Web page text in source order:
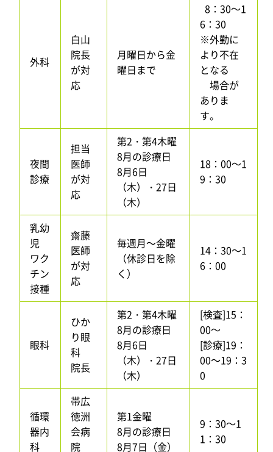
外科
白山
院長
が対
応
月曜日から金
曜日まで
8：30～1
6：30
※外勤に
より不在
となる
場合が
ありま
す。
夜間
診療
担当
医師
が対
応
第2・第4木曜
8月の診療日
8月6日
（木）・27日
（木）
18：00～1
9：30
乳幼
児
ワク
チン
接種
齋藤
医師
が対
応
毎週月～金曜
（休診日を除
く）
14：30～1
6：00
眼科
ひか
り眼
科
院長
第2・第4木曜
8月の診療日
8月6日
（木）・27日
（木）
[検査]15：
00～
[診療]19：
00～19：3
0
循環
器内
科
帯広
徳洲
会病
院
第1金曜
8月の診療日
8月7日（金）
9：30～1
1：30